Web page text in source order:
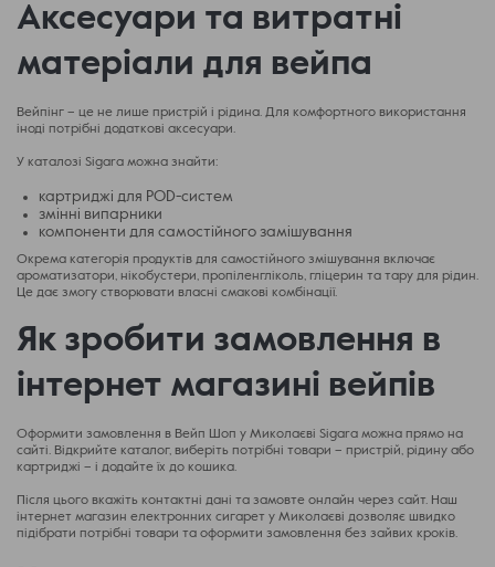
Аксесуари та витратні
матеріали для вейпа
Вейпінг – це не лише пристрій і рідина. Для комфортного використання
іноді потрібні додаткові аксесуари.
У каталозі Sigara можна знайти:
картриджі для POD-систем
змінні випарники
компоненти для самостійного замішування
Окрема категорія продуктів для самостійного змішування включає
ароматизатори, нікобустери, пропіленгліколь, гліцерин та тару для рідин.
Це дає змогу створювати власні смакові комбінації.
Як зробити замовлення в
інтернет магазині вейпів
Оформити замовлення в Вейп Шоп у Миколаєві Sigara можна прямо на
сайті. Відкрийте каталог, виберіть потрібні товари – пристрій, рідину або
картриджі – і додайте їх до кошика.
Після цього вкажіть контактні дані та замовте онлайн через сайт. Наш
інтернет магазин електронних сигарет у Миколаєві дозволяє швидко
підібрати потрібні товари та оформити замовлення без зайвих кроків.